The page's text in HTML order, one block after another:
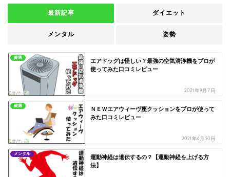
最新記事 ダイエット
メンタル 姿勢
健康
エアドッグは怪しい？最強の空気清浄機をプロが
使ってみた口コミレビュー
2021年9月7日
健康
ＮＥＷエアウィーヴ座クッションをプロが使って
みた口コミレビュー
2021年6月30日
メンタル
運動神経は遺伝するの？【運動神経を上げる方
法】